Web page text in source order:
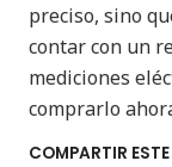
preciso, sino
contar con un
mediciones
comprarlo
COMPARTIR